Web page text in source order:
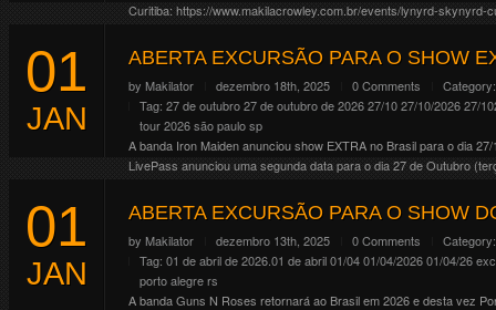
Curitiba: https://www.makilacrowley.com.br/events/lynyrd-
01
JAN
ABERTA EXCURSÃO PARA O SHOW
by Makilator dezembro 18th, 2025 0 Comments
Tag: 27 de outubro27 de outubro de 202627/1027/10/202627/
tour 2026são paulosp
A banda Iron Maiden anunciou show EXTRA no Brasil para o dia
LivePass anunciou uma segunda data para o dia 27 de Outubro
01
JAN
ABERTA EXCURSÃO PARA O SHOW
by Makilator dezembro 13th, 2025 0 Comments
Tag: 01 de abril de 2026.01 de abril01/0401/04/202601/04/26
porto alegrers
A banda Guns N Roses retornará ao Brasil em 2026 e desta vez